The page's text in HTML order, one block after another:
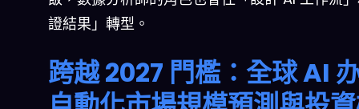
證結果」轉型。
跨越 2027 門檻：全球 AI